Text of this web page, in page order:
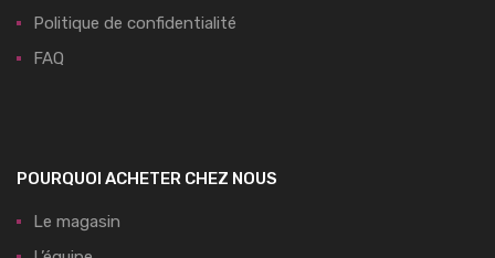
Politique de confidentialité
FAQ
POURQUOI ACHETER CHEZ NOUS
Le magasin